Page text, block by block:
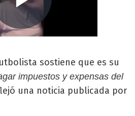
sostiene que es su
impuestos y expensas del
una noticia publicada por